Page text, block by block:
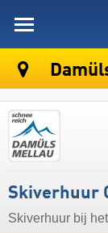
Skiverhuur
Skiverhuur bij het